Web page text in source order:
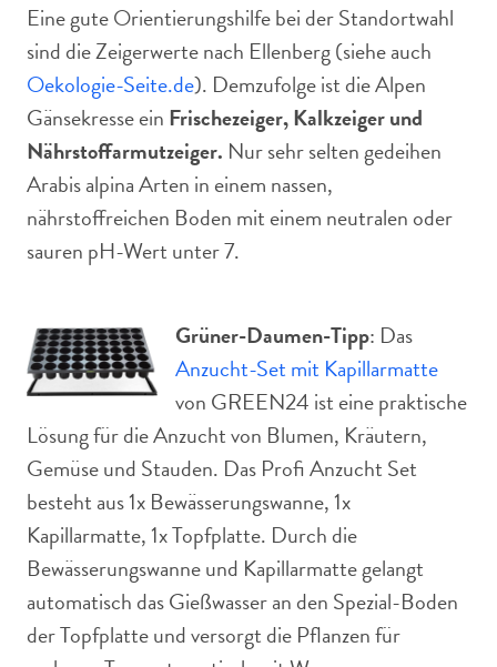
Eine gute Orientierungshilfe bei der Standortwahl
sind die Zeigerwerte nach Ellenberg (siehe auch
Oekologie-Seite.de). Demzufolge ist die Alpen
Gänsekresse ein Frischezeiger, Kalkzeiger und
Nährstoffarmutzeiger. Nur sehr selten gedeihen
Arabis alpina Arten in einem nassen,
nährstoffreichen Boden mit einem neutralen oder
sauren pH-Wert unter 7.
Grüner-Daumen-Tipp: Das
Anzucht-Set mit Kapillarmatte
von GREEN24 ist eine praktische
Lösung für die Anzucht von Blumen, Kräutern,
Gemüse und Stauden. Das Profi Anzucht Set
besteht aus 1x Bewässerungswanne, 1x
Kapillarmatte, 1x Topfplatte. Durch die
Bewässerungswanne und Kapillarmatte gelangt
automatisch das Gießwasser an den Spezial-Boden
der Topfplatte und versorgt die Pflanzen für